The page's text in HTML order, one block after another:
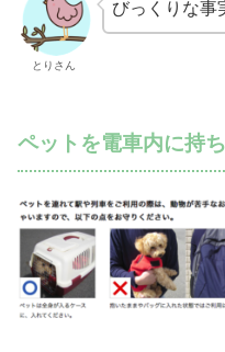
とりさん
びっくりな事
ペットを電車内に持